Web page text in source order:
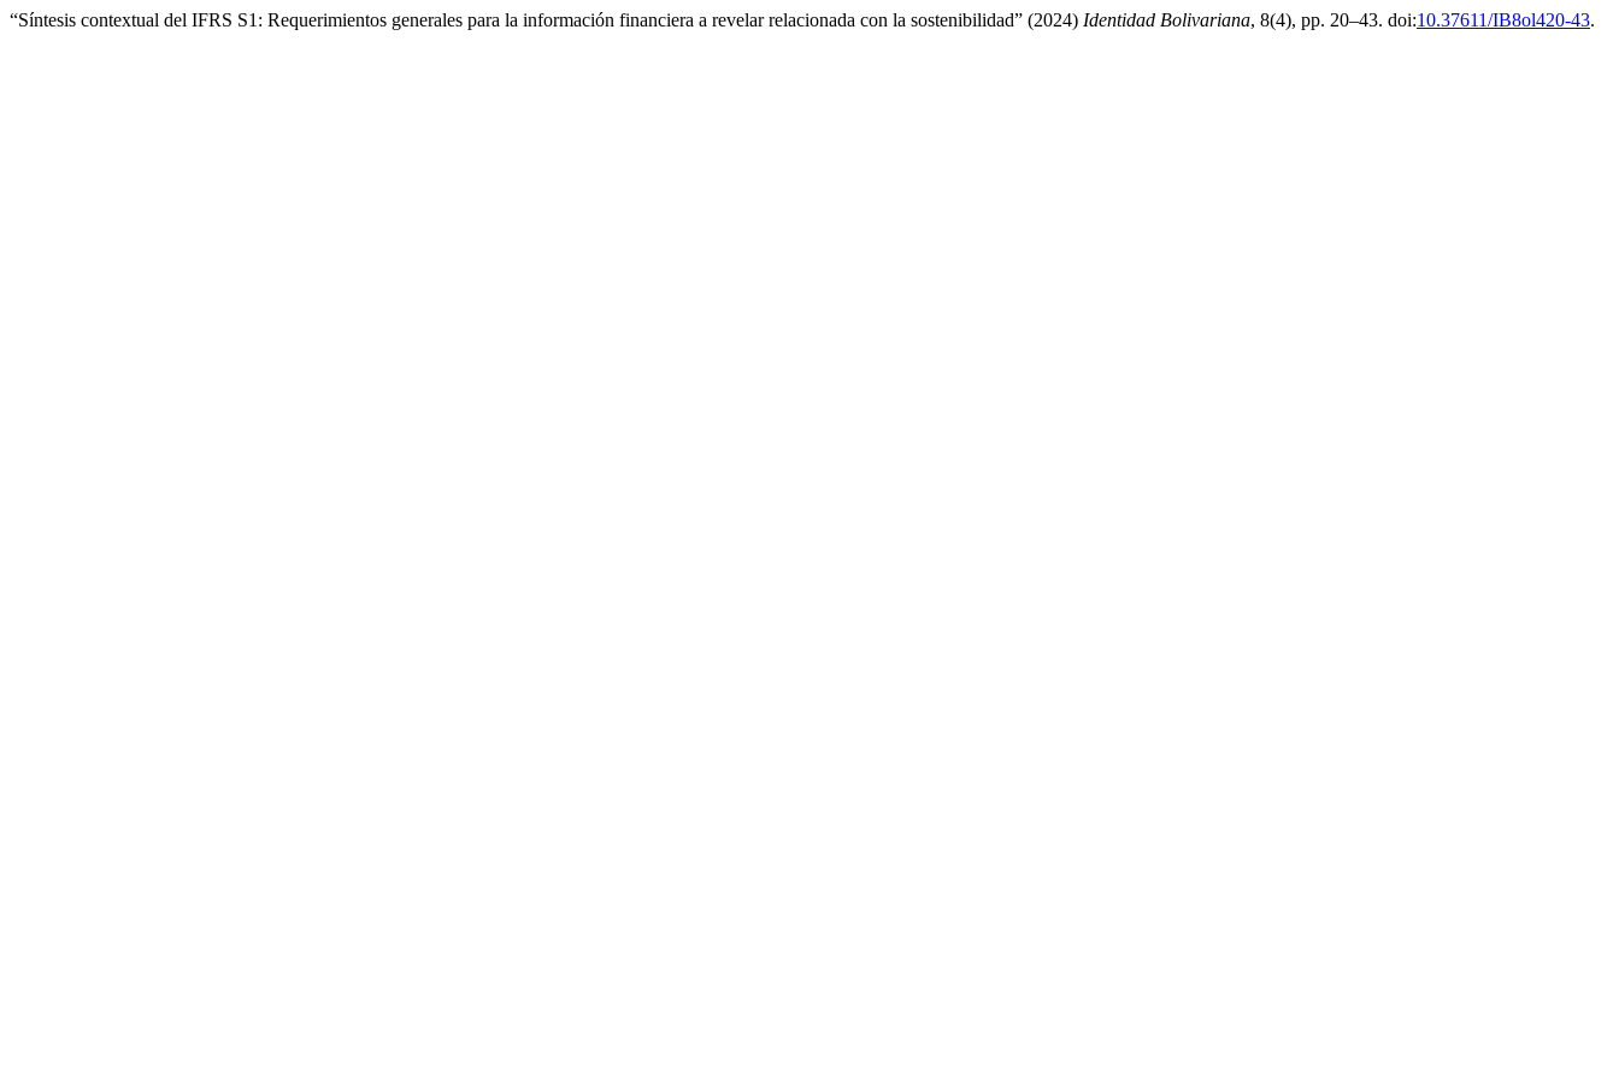
“Síntesis contextual del IFRS S1: Requerimientos generales para la información financiera a revelar relacionada con la sostenibilidad” (2024) Identidad Bolivariana, 8(4), pp. 20–43. doi:10.37611/IB8ol420-43.